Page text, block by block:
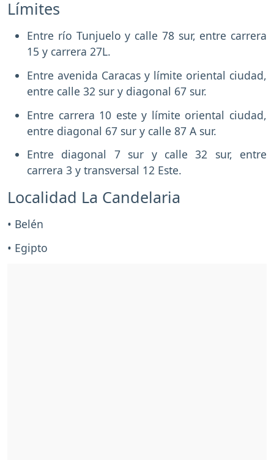
Límites
Entre río Tunjuelo y calle 78 sur, entre carrera
15 y carrera 27L.
Entre avenida Caracas y límite oriental ciudad,
entre calle 32 sur y diagonal 67 sur.
Entre carrera 10 este y límite oriental ciudad,
entre diagonal 67 sur y calle 87 A sur.
Entre diagonal 7 sur y calle 32 sur, entre
carrera 3 y transversal 12 Este.
Localidad La Candelaria
• Belén
• Egipto